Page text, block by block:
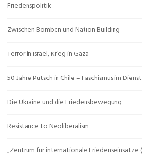
Friedenspolitik
Zwischen Bomben und Nation Building
Terror in Israel, Krieg in Gaza
50 Jahre Putsch in Chile – Faschismus im
Die Ukraine und die Friedensbewegung
Resistance to Neoliberalism
„Zentrum für internationale Friedenseinsätze